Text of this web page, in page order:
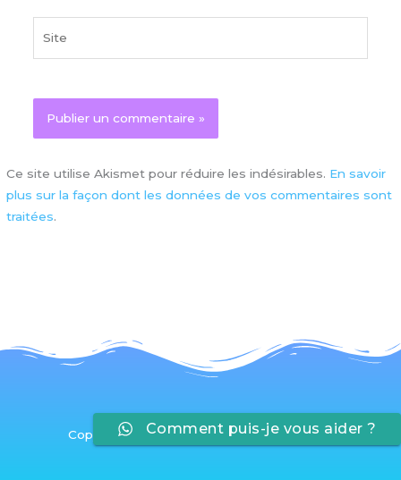
Ce site utilise Akismet pour réduire les indésirables. En savoir
plus sur la façon dont les données de vos commentaires sont
traitées.
Copyright © 2026 Apprivoiser son Stress®
Comment puis-je vous aider ?